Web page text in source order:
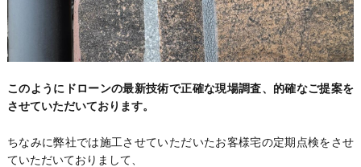
このようにドローンの最新技術で正確な現場調査、的確なご提案を
させていただいております。
ちなみに弊社では施工させていただいたお客様宅の定期点検をさせ
ていただいておりまして、